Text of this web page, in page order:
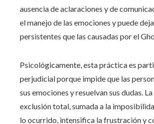
ausencia de aclaraciones y de
el manejo de las emociones y puede
persistentes que las causadas por el
Psicológicamente, esta práctica es
perjudicial porque impide que las
sus emociones y resuelvan sus dudas.
exclusión total, sumada a la
lo ocurrido, intensifica la frustración y